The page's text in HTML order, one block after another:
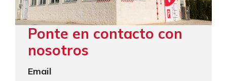
Ponte en contacto con
nosotros
Email